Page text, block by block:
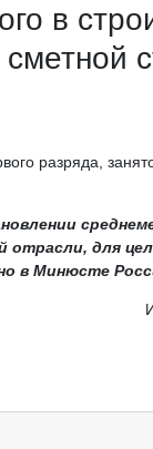
в
разряда,
отрасли, для
в Минюсте